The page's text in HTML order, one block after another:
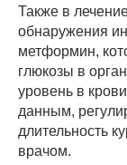
Также в
обнаружения
метформин,
глюкозы в
уровень в
данным,
длительность
врачом.